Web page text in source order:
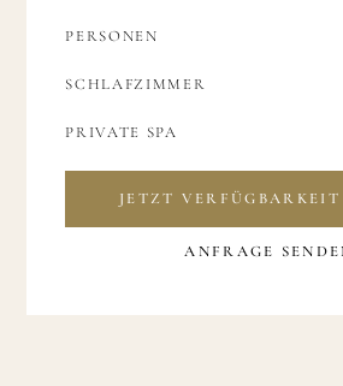
PERSONEN
SCHLAFZIMMER
PRIVATE SPA
JETZT VERFÜGBARKEIT
ANFRAGE